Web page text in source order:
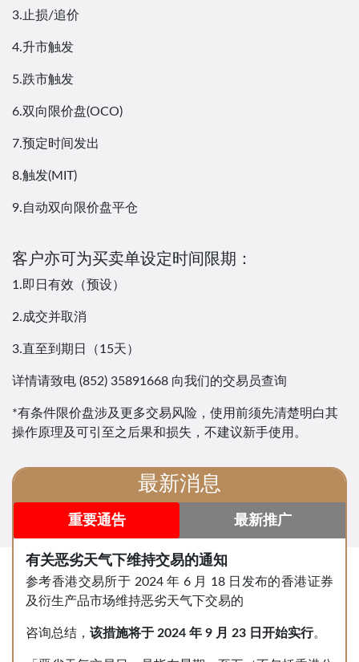
3.止损/追价
4.升市触发
5.跌市触发
6.双向限价盘(OCO)
7.预定时间发出
8.触发(MIT)
9.自动双向限价盘平仓
客户亦可为买卖单设定时间限期：
1.即日有效（预设）
2.成交并取消
3.直至到期日（15天）
详情请致电 (852) 35891668 向我们的交易员查询
*有条件限价盘涉及更多交易风险，使用前须先清楚明白其
操作原理及可引至之后果和损失，不建议新手使用。
最新消息
重要通告 最新推广
有关恶劣天气下维持交易的通知
参考香港交易所于 2024 年 6 月 18 日发布的香港证券
及衍生产品市场维持恶劣天气下交易的
咨询总结， 该措施将于 2024 年 9 月 23 日开始实行。